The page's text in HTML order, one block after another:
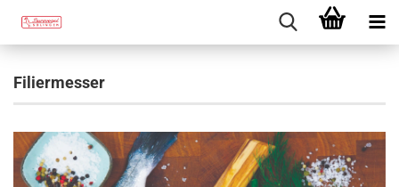
Filiermesser